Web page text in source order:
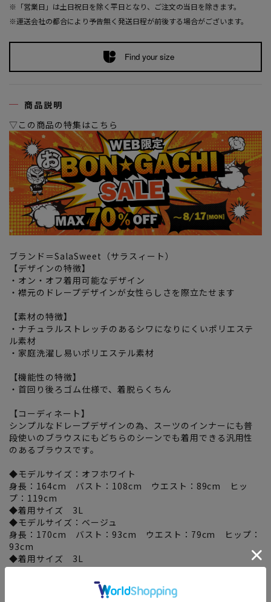
※「営業日」は土日祝日を除く平日となり、ご注文の当日を除きます。
※運送会社の都合により予告無く発送日程が前後する場合がございます。
Find your size
商品説明
▽この商品の特集はこちら
ブランド＝SalaSweet（サラスィート）
【デザインの特徴】
・オン・オフ着用可能なデザイン
・襟元のドレープデザインが女性らしさを際立たせます
【素材の特徴】
・ナチュラルストレッチのあるシワになりにくいポリエステ
ル素材
・家庭洗濯し易いポリエステル素材
【機能性の特徴】
・首回り後ろゴム仕様で、着脱らくちん
【コーディネート】
シンプルなドレープデザインの為、スーツのインナーにも普
段使いのブラウスにもどちらのシーンでも着用できる汎用性
のあるブラウスです。
◆モデルサイズ：オフホワイト
身長：164cm バスト：108cm ウエスト：89cm ヒッ
プ：119cm
◆着用サイズ 3L
◆モデルサイズ：ベージュ
身長：170cm バスト：93cm ウエスト：79cm ヒップ：
93cm
◆着用サイズ 3L